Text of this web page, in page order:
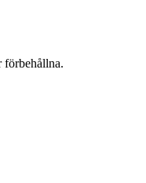
förbehållna.